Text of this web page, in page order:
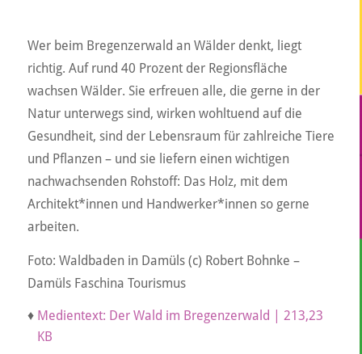
Wer beim Bregenzerwald an Wälder denkt, liegt
richtig. Auf rund 40 Prozent der Regionsfläche
wachsen Wälder. Sie erfreuen alle, die gerne in der
Natur unterwegs sind, wirken wohltuend auf die
Gesundheit, sind der Lebensraum für zahlreiche Tiere
und Pflanzen – und sie liefern einen wichtigen
nachwachsenden Rohstoff: Das Holz, mit dem
Architekt*innen und Handwerker*innen so gerne
arbeiten.
Foto: Waldbaden in Damüls (c) Robert Bohnke –
Damüls Faschina Tourismus
♦ Medientext: Der Wald im Bregenzerwald | 213,23
KB